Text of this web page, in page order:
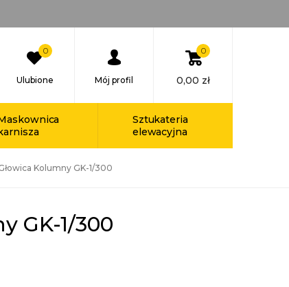
0
Ulubione Mój profil
0
0,00 zł
Sztukateria
elewacyjna
Kolumny GK-1/300
GK-1/300